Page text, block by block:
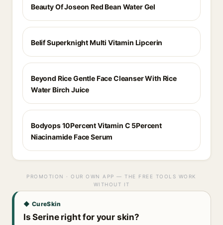
Beauty Of Joseon Red Bean Water Gel
Belif Superknight Multi Vitamin Lipcerin
Beyond Rice Gentle Face Cleanser With Rice
Water Birch Juice
Bodyops 10Percent Vitamin C 5Percent
Niacinamide Face Serum
PROMOTION · OUR OWN APP — THE FREE TOOLS WORK
WITHOUT IT
◆ CureSkin
Is Serine right for your skin?